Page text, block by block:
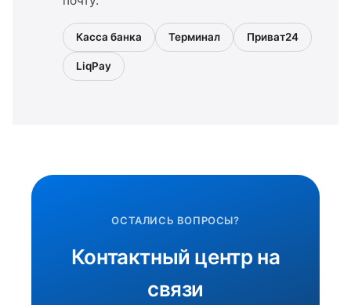
Касса банка Терминал Приват24
LiqPay
ОСТАЛИСЬ ВОПРОСЫ?
Контактный центр на
связи